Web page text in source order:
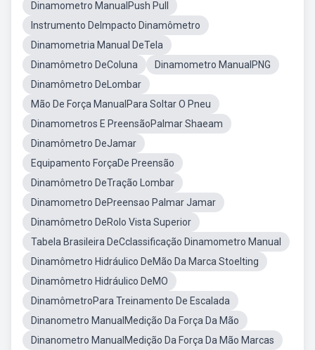
Dinamometro ManualPush Pull
Instrumento DeImpacto Dinamômetro
Dinamometria Manual DeTela
Dinamômetro DeColuna
Dinamometro ManualPNG
Dinamômetro DeLombar
Mão De Força ManualPara Soltar O Pneu
Dinamometros E PreensãoPalmar Shaeam
Dinamômetro DeJamar
Equipamento ForçaDe Preensão
Dinamômetro DeTração Lombar
Dinamometro DePreensao Palmar Jamar
Dinamômetro DeRolo Vista Superior
Tabela Brasileira DeCclassificação Dinamometro Manual
Dinamômetro Hidráulico DeMão Da Marca Stoelting
Dinamômetro Hidráulico DeMO
DinamômetroPara Treinamento De Escalada
Dinanometro ManualMedição Da Força Da Mão
Dinanometro ManualMedição Da Força Da Mão Marcas